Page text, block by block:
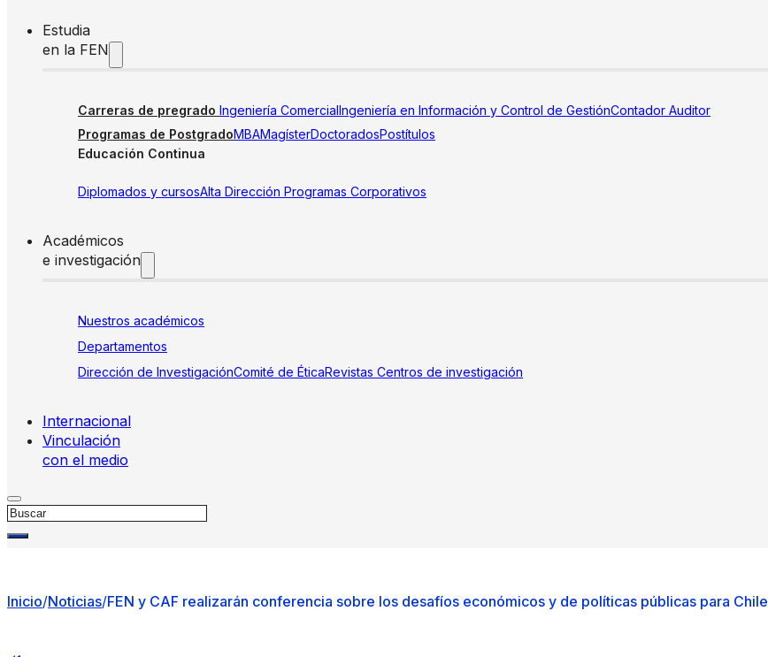
Estudia
en la FEN
Carreras de pregrado Ingeniería ComercialIngeniería en Información y Control de GestiónContador Auditor
Programas de PostgradoMBAMagísterDoctoradosPostítulos
Educación Continua
Diplomados y cursosAlta Dirección Programas Corporativos
Académicos
e investigación
Nuestros académicos
Departamentos
Dirección de InvestigaciónComité de ÉticaRevistas Centros de investigación
Internacional
Vinculación
con el medio
Buscar
Inicio/Noticias/FEN y CAF realizarán conferencia sobre los desafíos económicos y de políticas públicas para Chile